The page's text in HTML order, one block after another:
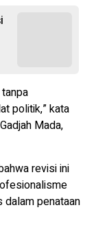
politik,” kata
Mada,
revisi ini
dalam penataan